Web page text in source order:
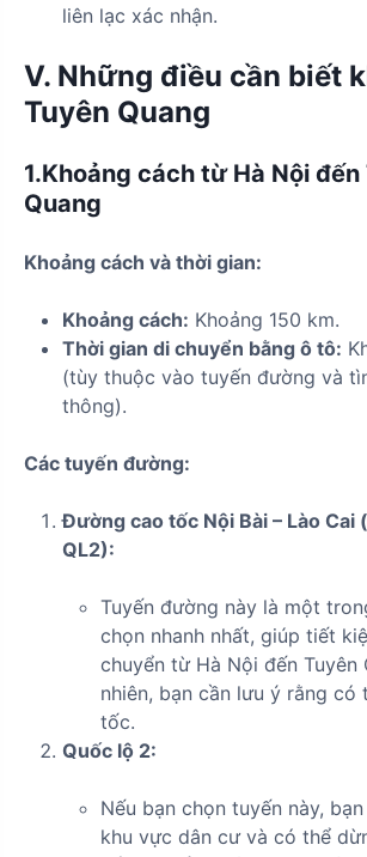
liên lạc xác nhận.
V. Những điều cần biết
Tuyên Quang
1.Khoảng cách từ Hà Nội đến
Quang
Khoảng cách và thời gian:
Khoảng cách: Khoảng 150 km.
Thời gian di chuyển bằng ô tô:
(tùy thuộc vào tuyến đường và
thông).
Các tuyến đường:
Đường cao tốc Nội Bài – Lào Cai
QL2):
Tuyến đường này là một
chọn nhanh nhất, giúp tiết
chuyển từ Hà Nội đến Tuyên
nhiên, bạn cần lưu ý rằng có
tốc.
Quốc lộ 2:
Nếu bạn chọn tuyến này,
khu vực dân cư và có thể